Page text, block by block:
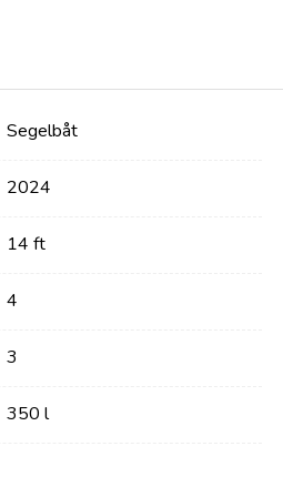
Segelbåt
2024
14 ft
4
3
350 l
Katamaraner